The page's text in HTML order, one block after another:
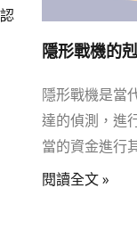
隱形戰機的
隱形戰機是當
達的偵測，進
當的資金進行
閱讀全文 »